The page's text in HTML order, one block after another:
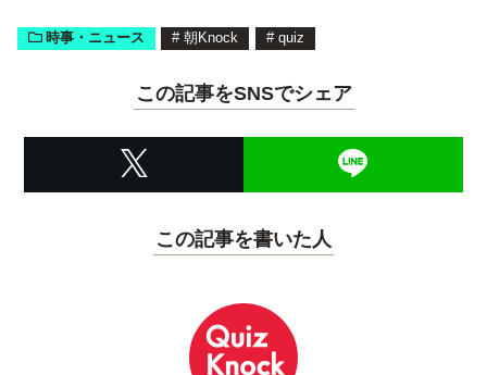
時事・ニュース # 朝Knock # quiz
この記事をSNSでシェア
この記事を書いた人